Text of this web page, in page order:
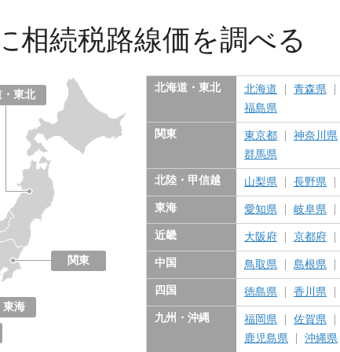
相続税路線価を調べる
東北
関東
東海
知県
阜県
重県
岡県
北海道・東北 北海道 青森県
福島県
関東 東京都 神奈川県
群馬県
北陸・甲信越 山梨県 長野県
東海 愛知県 岐阜県
近畿 大阪府 京都府
中国 鳥取県 島根県
四国 徳島県 香川県
九州・沖縄 福岡県 佐賀県
鹿児島県
沖縄県